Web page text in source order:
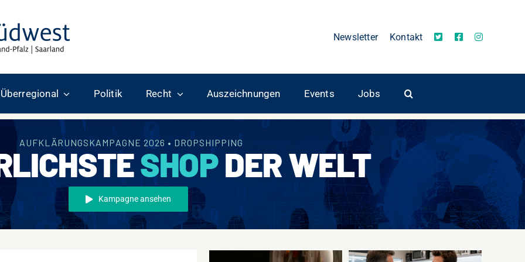
Newsletter Kontakt
Überregional Politik Recht Auszeichnungen Events Jobs
AUFKLÄRUNGSKAMPAGNE 2026 • DROPSHIPPING
SHOPDER WELT
Kampagne ansehen